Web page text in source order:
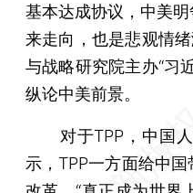
基本达成协议，中美
来走向，也是悲观情
与战略研究院主办“习
纵论中美前景。
对于TPP，中国人
示，TPP一方面给中